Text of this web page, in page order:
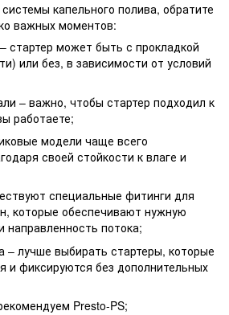
капельного полива, обратите
важных моментов:
стартер может быть с прокладкой
или без, в зависимости от условий
– важно, чтобы стартер подходил к
работаете;
модели чаще всего
своей стойкости к влаге и
специальные фитинги для
которые обеспечивают нужную
направленность потока;
– лучше выбирать стартеры, которые
и фиксируются без дополнительных
Presto-PS;